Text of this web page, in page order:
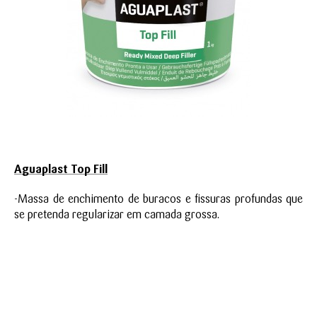
Aguaplast Top Fill
-Massa de enchimento de buracos e fissuras profundas que
se pretenda regularizar em camada grossa.